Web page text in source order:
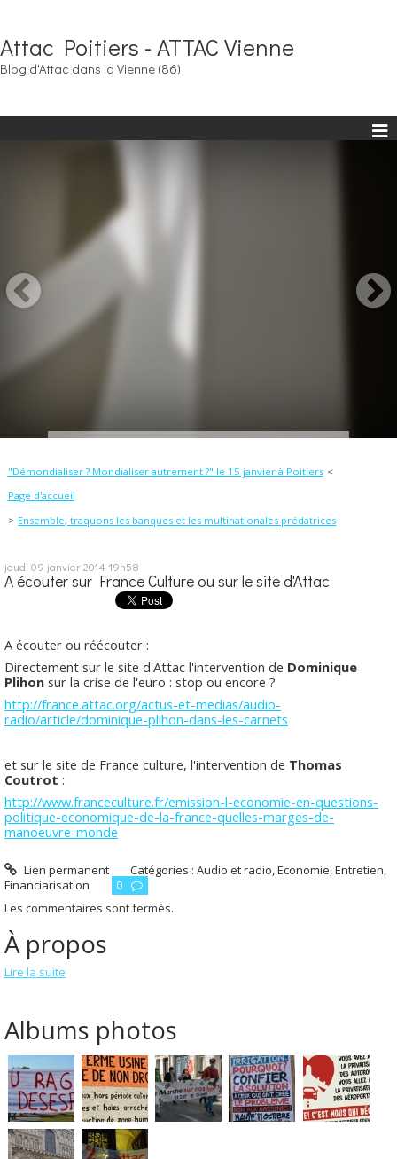
Attac Poitiers - ATTAC Vienne
Blog d'Attac dans la Vienne (86)
"Démondialiser ? Mondialiser autrement ?" le 15 janvier à Poitiers
Page d'accueil
Ensemble, traquons les banques et les multinationales prédatrices
jeudi 09 janvier 2014 19h58
A écouter sur France Culture ou sur le site d'Attac
A écouter ou réécouter :
Directement sur le site d'Attac l'intervention de Dominique
Plihon sur la crise de l'euro : stop ou encore ?
http://france.attac.org/actus-et-medias/audio-
radio/article/dominique-plihon-dans-les-carnets
et sur le site de France culture, l'intervention de Thomas
Coutrot :
http://www.franceculture.fr/emission-l-economie-en-questions-
politique-economique-de-la-france-quelles-marges-de-
manoeuvre-monde
Lien permanent Catégories :Audio et radio,Economie,Entretien,
Financiarisation
0
Les commentaires sont fermés.
À propos
Lire la suite
Albums photos